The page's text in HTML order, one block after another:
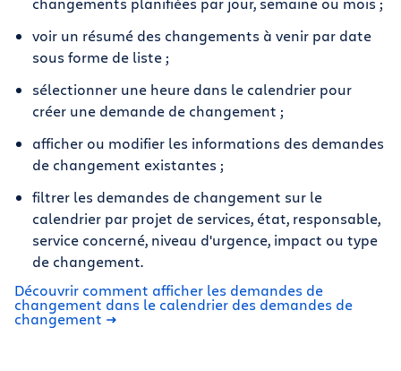
voir un résumé des changements à venir par date
sous forme de liste ;
sélectionner une heure dans le calendrier pour
créer une demande de changement ;
afficher ou modifier les informations des demandes
de changement existantes ;
filtrer les demandes de changement sur le
calendrier par projet de services, état, responsable,
service concerné, niveau d'urgence, impact ou type
de changement.
Découvrir comment afficher les demandes de
changement dans le calendrier des demandes de
changement